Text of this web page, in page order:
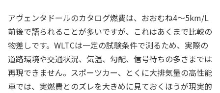
アヴェンタドールのカタログ燃費は、おおむね4〜5km/L
前後で語られることが多いですが、これはあくまで比較の
物差しです。WLTCは一定の試験条件で測るため、実際の
道路環境や交通状況、気温、勾配、信号待ちの多さまでは
再現できません。スポーツカー、とくに大排気量の高性能
車では、実燃費とのズレを大きめに見ておくほうが現実的